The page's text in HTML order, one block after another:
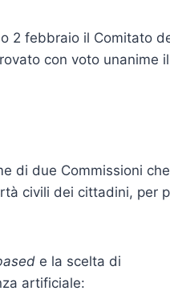
2 febbraio il Comitato
con voto unanime il
di due Commissioni che
civili dei cittadini, per
e la scelta di
artificiale: